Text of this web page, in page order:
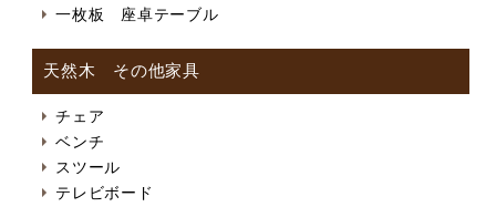
一枚板 座卓テーブル
天然木 その他家具
チェア
ベンチ
スツール
テレビボード